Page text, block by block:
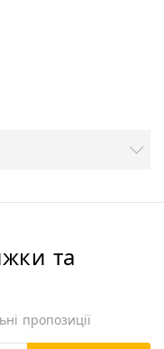
та
пропозиції